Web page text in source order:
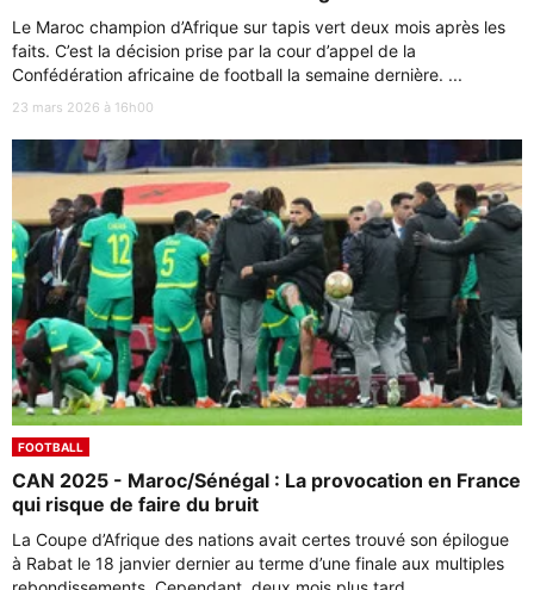
Le Maroc champion d’Afrique sur tapis vert deux mois après les
faits. C’est la décision prise par la cour d’appel de la
Confédération africaine de football la semaine dernière. ...
23 mars 2026 à 16h00
FOOTBALL
CAN 2025 - Maroc/Sénégal : La provocation en France
qui risque de faire du bruit
La Coupe d’Afrique des nations avait certes trouvé son épilogue
à Rabat le 18 janvier dernier au terme d’une finale aux multiples